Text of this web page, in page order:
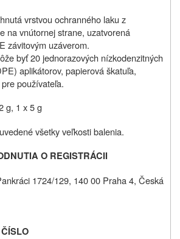
vrstvou ochranného laku z
na vnútornej strane, uzatvorená
závitovým uzáverom.
byť 20 jednorazových nízkodenzitných
aplikátorov, papierová škatuľa,
používateľa.
g, 1 x 5 g
všetky veľkosti balenia.
O REGISTRÁCII
1724/129, 140 00 Praha 4, Česká